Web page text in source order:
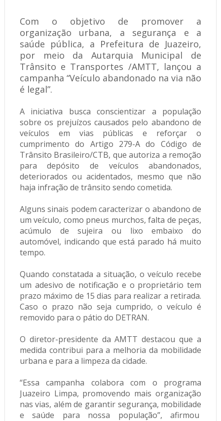
Com o objetivo de promover a
organização urbana, a segurança e a
saúde pública, a Prefeitura de Juazeiro,
por meio da Autarquia Municipal de
Trânsito e Transportes /AMTT, lançou a
campanha “Veículo abandonado na via não
é legal”.
A iniciativa busca conscientizar a população
sobre os prejuízos causados pelo abandono de
veículos em vias públicas e reforçar o
cumprimento do Artigo 279-A do Código de
Trânsito Brasileiro/CTB, que autoriza a remoção
para depósito de veículos abandonados,
deteriorados ou acidentados, mesmo que não
haja infração de trânsito sendo cometida.
Alguns sinais podem caracterizar o abandono de
um veículo, como pneus murchos, falta de peças,
acúmulo de sujeira ou lixo embaixo do
automóvel, indicando que está parado há muito
tempo.
Quando constatada a situação, o veículo recebe
um adesivo de notificação e o proprietário tem
prazo máximo de 15 dias para realizar a retirada.
Caso o prazo não seja cumprido, o veículo é
removido para o pátio do DETRAN.
O diretor-presidente da AMTT destacou que a
medida contribui para a melhoria da mobilidade
urbana e para a limpeza da cidade.
“Essa campanha colabora com o programa
Juazeiro Limpa, promovendo mais organização
nas vias, além de garantir segurança, mobilidade
e saúde para nossa população”, afirmou